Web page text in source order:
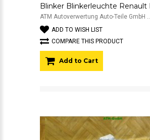
ATM Autoverwertung Auto-Teile GmbH ..
ADD TO WISH LIST
COMPARE THIS PRODUCT
Add to Cart